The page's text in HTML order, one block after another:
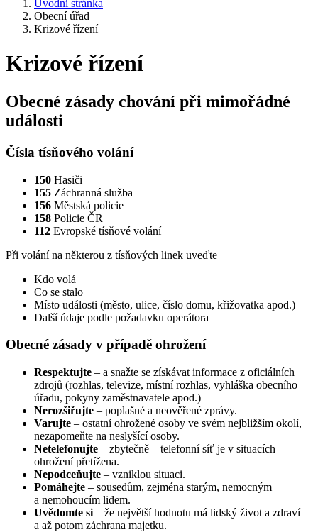
Úvodní stránka
Obecní úřad
Krizové řízení
Krizové řízení
Obecné zásady chování při mimořádné
události
Čísla tísňového volání
150 Hasiči
155 Záchranná služba
156 Městská policie
158 Policie ČR
112 Evropské tísňové volání
Při volání na některou z tísňových linek uveďte
Kdo volá
Co se stalo
Místo události (město, ulice, číslo domu, křižovatka apod.)
Další údaje podle požadavku operátora
Obecné zásady v případě ohrožení
Respektujte – a snažte se získávat informace z oficiálních
zdrojů (rozhlas, televize, místní rozhlas, vyhláška obecního
úřadu, pokyny zaměstnavatele apod.)
Nerozšiřujte – poplašné a neověřené zprávy.
Varujte – ostatní ohrožené osoby ve svém nejbližším okolí,
nezapomeňte na neslyšící osoby.
Netelefonujte – zbytečně – telefonní síť je v situacích
ohrožení přetížena.
Nepodceňujte – vzniklou situaci.
Pomáhejte – sousedům, zejména starým, nemocným
a nemohoucím lidem.
Uvědomte si – že největší hodnotu má lidský život a zdraví
a až potom záchrana majetku.